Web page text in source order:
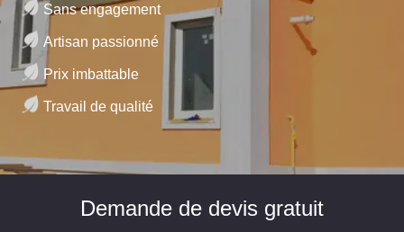
Sans engagement
Artisan passionné
Prix imbattable
Travail de qualité
Demande de devis gratuit